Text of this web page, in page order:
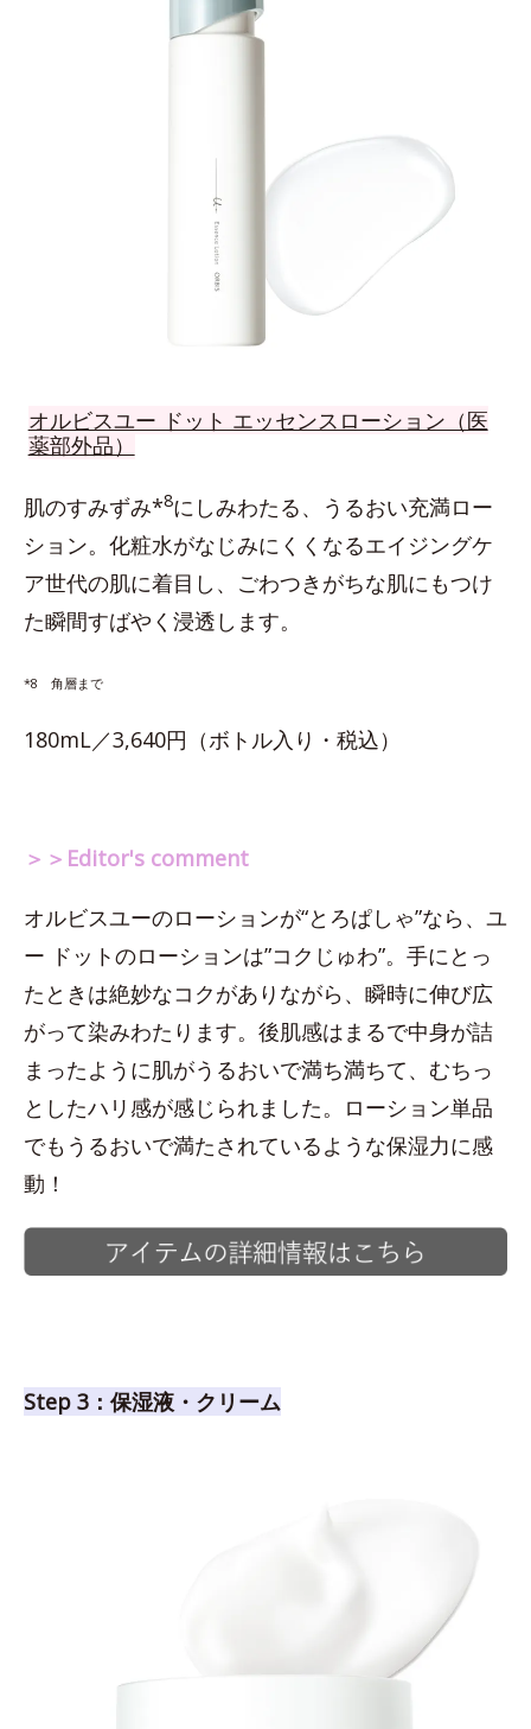
オルビスユー ドット エッセンスローション（医
薬部外品）
肌のすみずみ*8にしみわたる、うるおい充満ロー
ション。化粧水がなじみにくくなるエイジングケ
ア世代の肌に着目し、ごわつきがちな肌にもつけ
た瞬間すばやく浸透します。
*8 角層まで
180mL／3,640円（ボトル入り・税込）
＞＞Editor's comment
オルビスユーのローションが“とろぱしゃ”なら、ユ
ー ドットのローションは”コクじゅわ”。手にとっ
たときは絶妙なコクがありながら、瞬時に伸び広
がって染みわたります。後肌感はまるで中身が詰
まったように肌がうるおいで満ち満ちて、むちっ
としたハリ感が感じられました。ローション単品
でもうるおいで満たされているような保湿力に感
動！
Step 3：保湿液・クリーム